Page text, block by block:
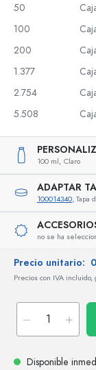
50
100
200
1.377
2.754
5.508
100 ml, Claro
ADAPTAR
100014340, Tapa
no se ha
Precio unitario:
Precios con IVA
Disponible